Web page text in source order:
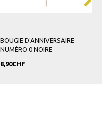
BOUGIE D'ANNIVERSAIRE
NUMÉRO 0 NOIRE
8,90CHF